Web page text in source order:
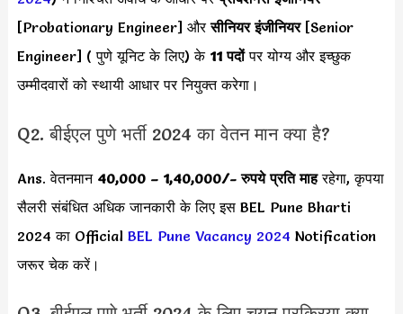
[Probationary Engineer] औरसीनियर इंजीनियर[Senior
Engineer] ( पुणे यूनिट के लिए) के11 पदोंपर योग्य और इच्छुक
उम्मीदवारों को स्थायी आधार पर नियुक्त करेगा।
Q2. बीईएल पुणे भर्ती 2024 का वेतन मान क्या है?
Ans. वेतनमान 40,000 – 1,40,000/- रुपये प्रति माहरहेगा, कृपया
सैलरी संबंधित अधिक जानकारी के लिए इस BEL Pune Bharti
2024 का Official BEL Pune Vacancy 2024 Notification
जरूर चेक करें।